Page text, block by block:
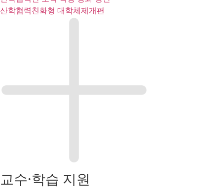
산학협력친화형 대학체제개편
교수·학습 지원​